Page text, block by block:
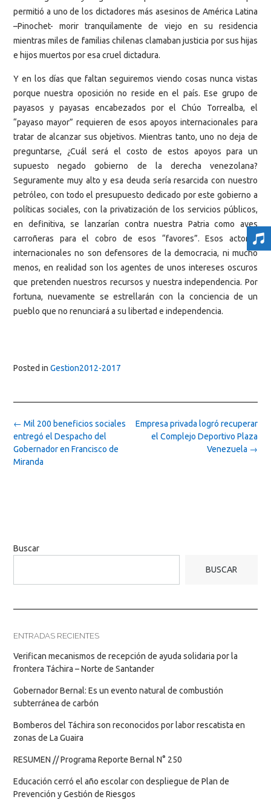
permitió a uno de los dictadores más asesinos de América Latina
–Pinochet- morir tranquilamente de viejo en su residencia
mientras miles de familias chilenas clamaban justicia por sus hijas
e hijos muertos por esa cruel dictadura.
Y en los días que faltan seguiremos viendo cosas nunca vistas
porque nuestra oposición no reside en el país. Ese grupo de
payasos y payasas encabezados por el Chúo Torrealba, el
“payaso mayor” requieren de esos apoyos internacionales para
tratar de alcanzar sus objetivos. Mientras tanto, uno no deja de
preguntarse, ¿Cuál será el costo de estos apoyos para un
supuesto negado gobierno de la derecha venezolana?
Seguramente muy alto y esa deuda sería resarcida con nuestro
petróleo, con todo el presupuesto dedicado por este gobierno a
políticas sociales, con la privatización de los servicios públicos,
en definitiva, se lanzarían contra nuestra Patria como aves
carroñeras para el cobro de esos “favores”. Esos actores
internacionales no son defensores de la democracia, ni mucho
menos, en realidad son los agentes de unos intereses oscuros
que pretenden nuestros recursos y nuestra independencia. Por
fortuna, nuevamente se estrellarán con la conciencia de un
pueblo que no renunciará a su libertad e independencia.
Posted in Gestion2012-2017
Post
navigation
Empresa privada logró recuperar
el Complejo Deportivo Plaza
Venezuela →
← Mil 200 beneficios sociales
entregó el Despacho del
Gobernador en Francisco de
Miranda
Buscar
BUSCAR
ENTRADAS RECIENTES
Verifican mecanismos de recepción de ayuda solidaria por la
frontera Táchira – Norte de Santander
Gobernador Bernal: Es un evento natural de combustión
subterránea de carbón
Bomberos del Táchira son reconocidos por labor rescatista en
zonas de La Guaira
RESUMEN // Programa Reporte Bernal N° 250
Educación cerró el año escolar con despliegue de Plan de
Prevención y Gestión de Riesgos